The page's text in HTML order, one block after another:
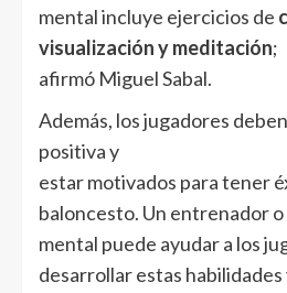
mental incluye ejercicios de
visualización y meditación;
afirmó Miguel Sabal.
Además, los jugadores
positiva y
estar motivados para tener
baloncesto. Un entrenador o
mental puede ayudar a los
desarrollar estas